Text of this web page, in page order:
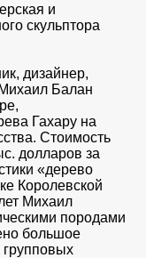
и
скульптора
дизайнер,
Балан
Гахару на
Стоимость
долларов за
«дерево
Королевской
Михаил
породами
большое
групповых